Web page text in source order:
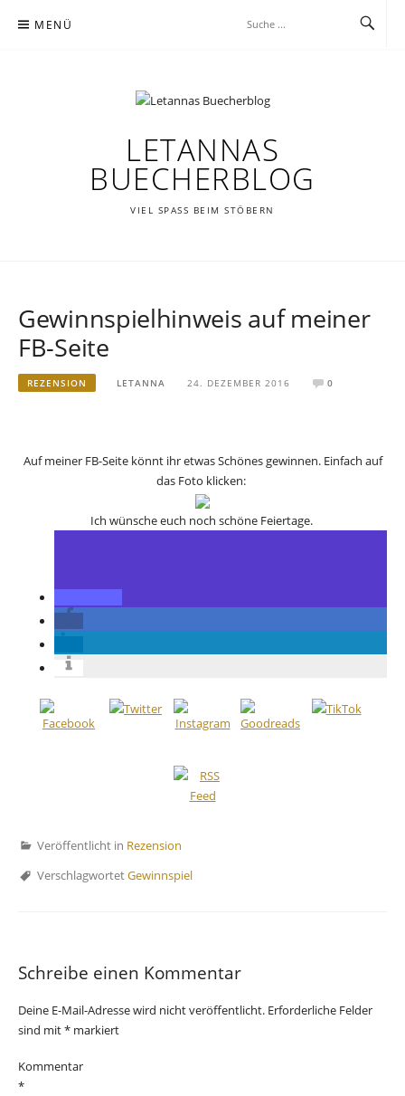
Inhalt MENÜ
LETANNAS
BUECHERBLOG
VIEL SPASS BEIM STÖBERN
Gewinnspielhinweis auf meiner
FB-Seite
REZENSION LETANNA 24. DEZEMBER 2016 0
Auf meiner FB-Seite könnt ihr etwas Schönes gewinnen. Einfach auf
das Foto klicken:
Ich wünsche euch noch schöne Feiertage.
Veröffentlicht in Rezension
VerschlagwortetGewinnspiel
Schreibe einen Kommentar
Deine E-Mail-Adresse wird nicht veröffentlicht. Erforderliche Felder
sind mit* markiert
Kommentar
*